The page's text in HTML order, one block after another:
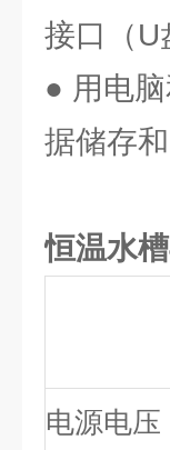
接口（U
● 用电
据储存
恒温水
电源电压